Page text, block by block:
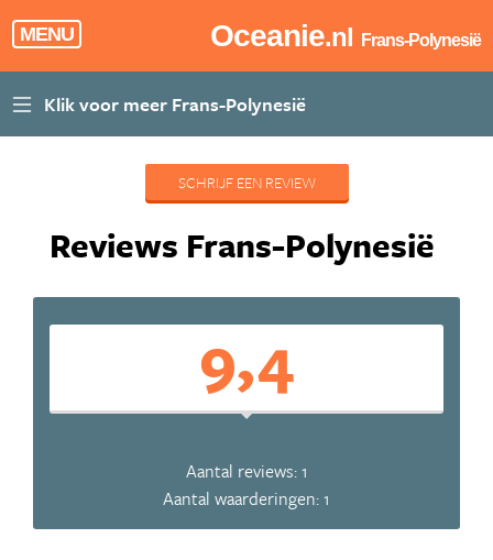
MENU Oceanie.nl Frans-Polynesië
SCHRIJF EEN REVIEW
Reviews Frans-Polynesië
9,4
Aantal reviews: 1
Aantal waarderingen: 1